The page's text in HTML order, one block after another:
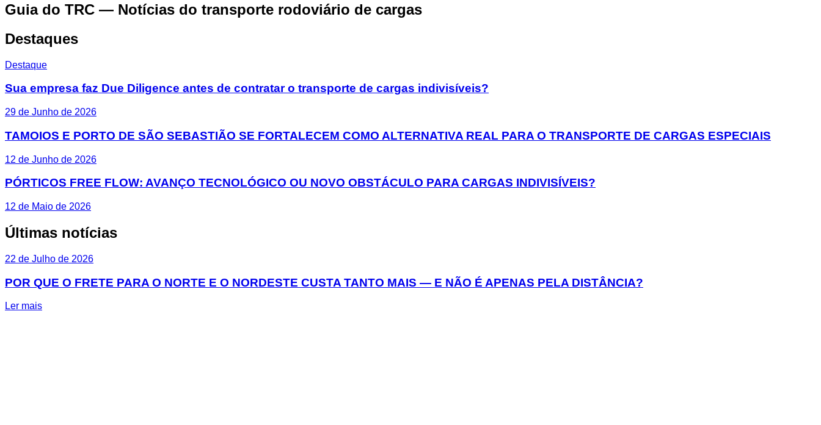
Guia do TRC — Notícias do transporte rodoviário de cargas
Destaques
Destaque
Sua empresa faz Due Diligence antes de contratar o transporte de cargas indivisíveis?
29 de Junho de 2026
TAMOIOS E PORTO DE SÃO SEBASTIÃO SE FORTALECEM COMO ALTERNATIVA REAL PARA O TRANSPORTE DE CARGAS ESPECIAIS
12 de Junho de 2026
PÓRTICOS FREE FLOW: AVANÇO TECNOLÓGICO OU NOVO OBSTÁCULO PARA CARGAS INDIVISÍVEIS?
12 de Maio de 2026
Últimas notícias
22 de Julho de 2026
POR QUE O FRETE PARA O NORTE E O NORDESTE CUSTA TANTO MAIS — E NÃO É APENAS PELA DISTÂNCIA?
Ler mais